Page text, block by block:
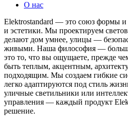
О нас
Elektrostandard — это союз формы и
и эстетики. Мы проектируем
делают дом умнее, улицы —
живыми. Наша философия —
это то, что вы ощущаете, прежде
быть теплым, акцентным,
подходящим. Мы создаем гибкие
легко адаптируются под стиль
уличные светильники или
управления — каждый продукт
решение.